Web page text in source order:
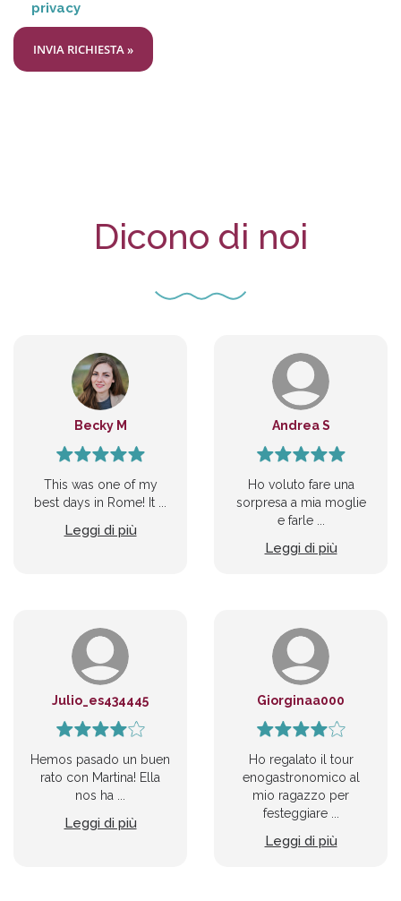
privacy
Dicono di noi
Becky M
This was one of my
best days in Rome! It ...
Leggi di più
Andrea S
Ho voluto fare una
sorpresa a mia moglie
e farle ...
Leggi di più
Julio_es434445
Hemos pasado un buen
rato con Martina! Ella
nos ha ...
Leggi di più
Giorginaa000
Ho regalato il tour
enogastronomico al
mio ragazzo per
festeggiare ...
Leggi di più